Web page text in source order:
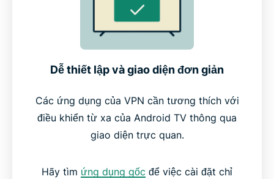
Dễ thiết lập và giao diện đơn giản
Các ứng dụng của VPN cần tương thích với
điều khiển từ xa của Android TV thông qua
giao diện trực quan.
Hãy tìm ứng dụng gốc để việc cài đặt chỉ